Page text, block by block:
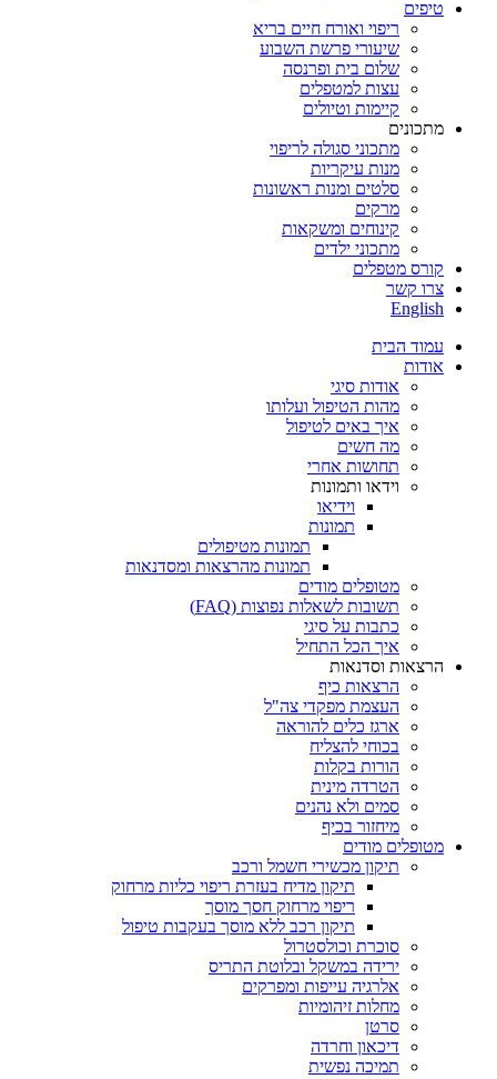
טיפים
ריפוי ואורח חיים בריא
שיעורי פרשת השבוע
שלום בית ופרנסה
עצות למטפלים
קיימות וטיולים
מתכונים
מתכוני סגולה לריפוי
מנות עיקריות
סלטים ומנות ראשונות
מרקים
קינוחים ומשקאות
מתכוני ילדים
קורס מטפלים
צרו קשר
English
עמוד הבית
אודות
אודות סיגי
מהות הטיפול ועלותו
איך באים לטיפול
מה חשים
תחושות אחרי
וידאו ותמונות
וידיאו
תמונות
תמונות מטיפולים
תמונות מהרצאות ומסדנאות
מטופלים מודים
תשובות לשאלות נפוצות (FAQ)
כתבות על סיגי
איך הכל התחיל
הרצאות וסדנאות
הרצאות כיף
העצמת מפקדי צה"ל
ארגז כלים להוראה
בכוחי להצליח
הורות בקלות
הטרדה מינית
סמים ולא נהנים
מיחזור בכיף
מטופלים מודים
תיקון מכשירי חשמל ורכב
תיקון מדיח בעזרת ריפוי כליות מרחוק
ריפוי מרחוק חסך מוסך
תיקון רכב ללא מוסך בעקבות טיפול
סוכרת וכולסטרול
ירידה במשקל ובלוטת התריס
אלרגיה עייפות ומפרקים
מחלות זיהומיות
סרטן
דיכאון וחרדה
תמיכה נפשית